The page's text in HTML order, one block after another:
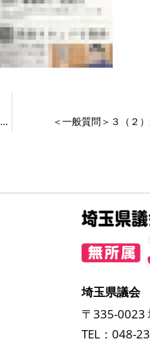
＜一般質問＞２ コロナ禍における高校中退者へのフォローと就職支援の拡充を ＜一般質問＞３（２
埼玉県議会
〒335-0023
TEL：048-